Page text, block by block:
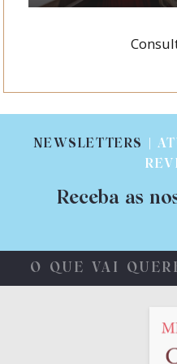
NEWSLETTERS
|
Receba as
O QUE VAI